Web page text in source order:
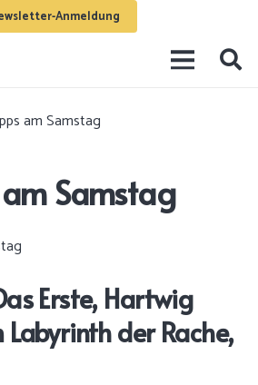
Anmeldung
am Samstag
Samstag
Erste, Hartwig
der Rache,